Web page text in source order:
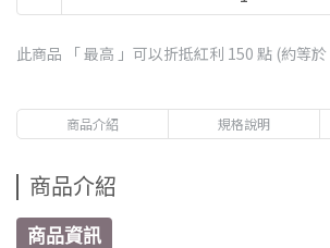
此商品 「 最高 」可以折抵紅利 150 點 (約等於
商品介紹 規格說明
商品介紹
商品資訊